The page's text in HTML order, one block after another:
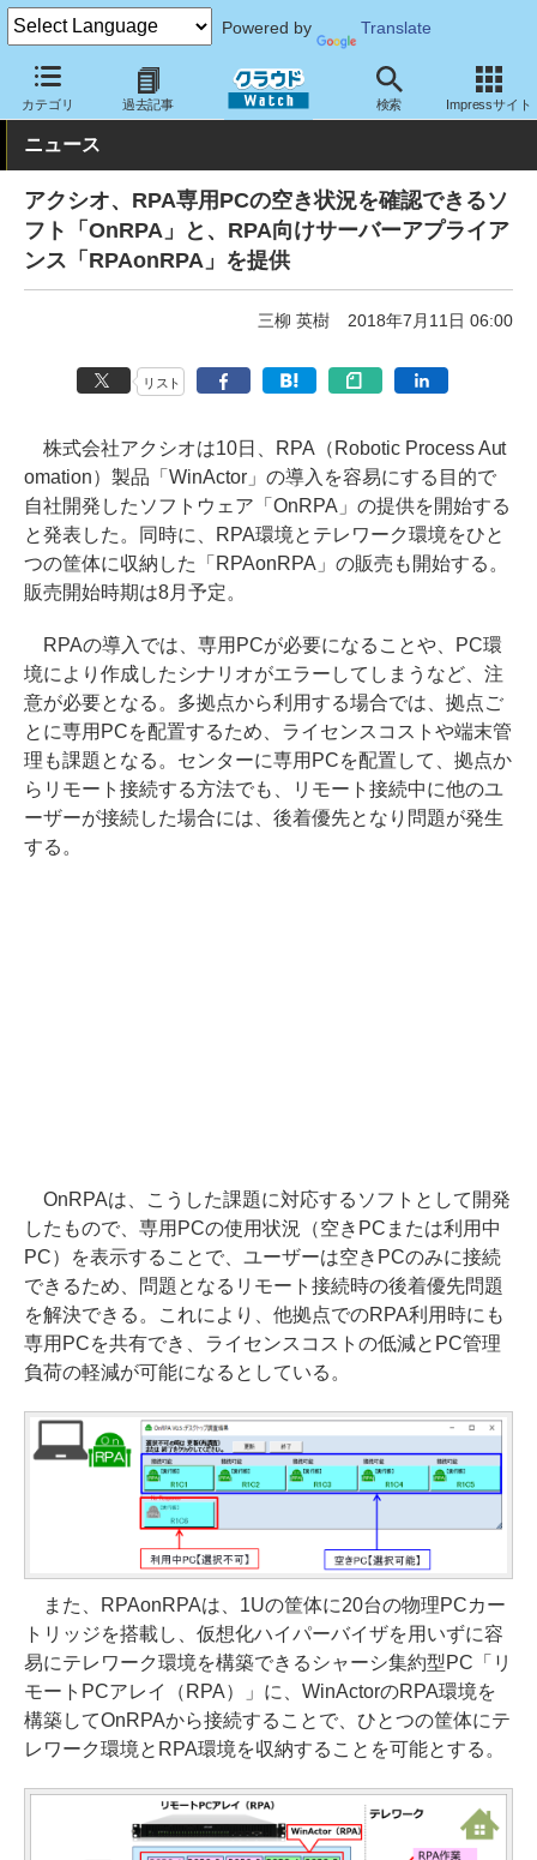
Powered by Translate
カテゴリ 過去記事 検索 Impressサイト
クラウド Watch サービス・ソフト ソフトウェア その他
ニュース
アクシオ、RPA専用PCの空き状況を確認できるソ
フト「OnRPA」と、RPA向けサーバーアプライア
ンス「RPAonRPA」を提供
三柳 英樹 2018年7月11日 06:00
リスト
株式会社アクシオは10日、RPA（Robotic Process Aut
omation）製品「WinActor」の導入を容易にする目的で
自社開発したソフトウェア「OnRPA」の提供を開始する
と発表した。同時に、RPA環境とテレワーク環境をひと
つの筐体に収納した「RPAonRPA」の販売も開始する。
販売開始時期は8月予定。
RPAの導入では、専用PCが必要になることや、PC環
境により作成したシナリオがエラーしてしまうなど、注
意が必要となる。多拠点から利用する場合では、拠点ご
とに専用PCを配置するため、ライセンスコストや端末管
理も課題となる。センターに専用PCを配置して、拠点か
らリモート接続する方法でも、リモート接続中に他のユ
ーザーが接続した場合には、後着優先となり問題が発生
する。
OnRPAは、こうした課題に対応するソフトとして開発
したもので、専用PCの使用状況（空きPCまたは利用中
PC）を表示することで、ユーザーは空きPCのみに接続
できるため、問題となるリモート接続時の後着優先問題
を解決できる。これにより、他拠点でのRPA利用時にも
専用PCを共有でき、ライセンスコストの低減とPC管理
負荷の軽減が可能になるとしている。
また、RPAonRPAは、1Uの筐体に20台の物理PCカー
トリッジを搭載し、仮想化ハイパーバイザを用いずに容
易にテレワーク環境を構築できるシャーシ集約型PC「リ
モートPCアレイ（RPA）」に、WinActorのRPA環境を
構築してOnRPAから接続することで、ひとつの筐体にテ
レワーク環境とRPA環境を収納することを可能とする。